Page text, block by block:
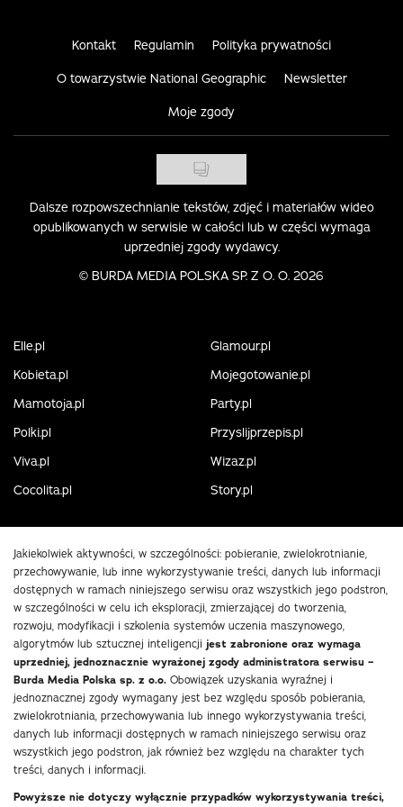
Kontakt Regulamin Polityka prywatności
O towarzystwie National Geographic Newsletter
Moje zgody
Dalsze rozpowszechnianie tekstów, zdjęć i materiałów wideo
opublikowanych w serwisie w całości lub w części wymaga
uprzedniej zgody wydawcy.
© BURDA MEDIA POLSKA SP. Z O. O. 2026
Elle.pl
Glamour.pl
Kobieta.pl
Mojegotowanie.pl
Mamotoja.pl
Party.pl
Polki.pl
Przyslijprzepis.pl
Viva.pl
Wizaz.pl
Cocolita.pl
Story.pl
Jakiekolwiek aktywności, w szczególności: pobieranie, zwielokrotnianie,
przechowywanie, lub inne wykorzystywanie treści, danych lub informacji
dostępnych w ramach niniejszego serwisu oraz wszystkich jego podstron,
w szczególności w celu ich eksploracji, zmierzającej do tworzenia,
rozwoju, modyfikacji i szkolenia systemów uczenia maszynowego,
algorytmów lub sztucznej inteligencji jest zabronione oraz wymaga
uprzedniej, jednoznacznie wyrażonej zgody administratora serwisu –
Burda Media Polska sp. z o.o. Obowiązek uzyskania wyraźnej i
jednoznacznej zgody wymagany jest bez względu sposób pobierania,
zwielokrotniania, przechowywania lub innego wykorzystywania treści,
danych lub informacji dostępnych w ramach niniejszego serwisu oraz
wszystkich jego podstron, jak również bez względu na charakter tych
treści, danych i informacji.
Powyższe nie dotyczy wyłącznie przypadków wykorzystywania treści,